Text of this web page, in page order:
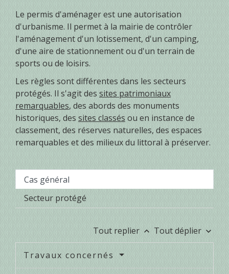
Le permis d'aménager est une autorisation
d'urbanisme. Il permet à la mairie de contrôler
l'aménagement d'un lotissement, d'un camping,
d'une aire de stationnement ou d'un terrain de
sports ou de loisirs.
Les règles sont différentes dans les secteurs
protégés. Il s'agit dessites patrimoniaux
remarquables, des abords des monuments
historiques, des sites classés ou en instance de
classement, des réserves naturelles, des espaces
remarquables et des milieux du littoral à préserver.
Cas général
Secteur protégé
Tout replier keyboard_arrow_up Tout déplier keyboard_arrow_down
Travaux concernés